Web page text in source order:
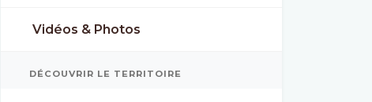
Vidéos & Photos
DÉCOUVRIR LE TERRITOIRE